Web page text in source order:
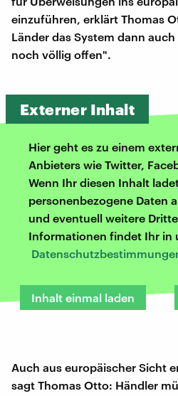
einzuführen, erklärt Thomas
Länder das System dann
noch völlig offen".
Externer Inhalt
Hier geht es zu einem
Anbieters wie Twitter,
Wenn Ihr diesen Inhalt
personenbezogene Daten
und eventuell weitere
Informationen findet Ihr in
Inhalt einmal laden
Auch aus europäischer Sicht
sagt Thomas Otto: Händler